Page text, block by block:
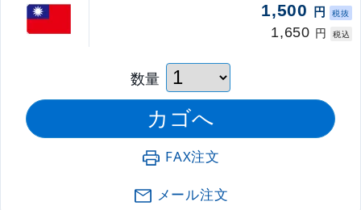
1,500 円 税抜
1,650 円 税込
数量
FAX注文
メール注文